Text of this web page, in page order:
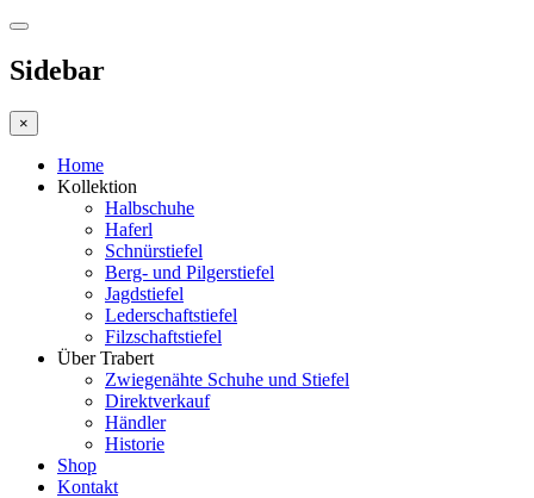
Sidebar
×
Home
Kollektion
Halbschuhe
Haferl
Schnürstiefel
Berg- und Pilgerstiefel
Jagdstiefel
Lederschaftstiefel
Filzschaftstiefel
Über Trabert
Zwiegenähte Schuhe und Stiefel
Direktverkauf
Händler
Historie
Shop
Kontakt